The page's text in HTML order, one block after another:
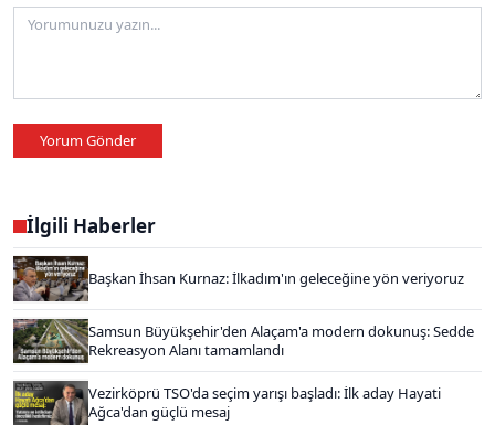
Yorum Gönder
İlgili Haberler
Başkan İhsan Kurnaz: İlkadım'ın geleceğine yön veriyoruz
Samsun Büyükşehir'den Alaçam'a modern dokunuş: Sedde
Rekreasyon Alanı tamamlandı
Vezirköprü TSO'da seçim yarışı başladı: İlk aday Hayati
Ağca'dan güçlü mesaj